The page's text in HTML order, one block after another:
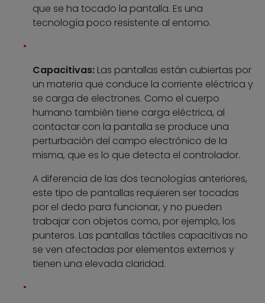
que se ha tocado la pantalla. Es una
tecnología poco resistente al entorno.
Capacitivas: Las pantallas están cubiertas por
un materia que conduce la corriente eléctrica y
se carga de electrones. Como el cuerpo
humano también tiene carga eléctrica, al
contactar con la pantalla se produce una
perturbación del campo electrónico de la
misma, que es lo que detecta el controlador.
A diferencia de las dos tecnologías anteriores,
este tipo de pantallas requieren ser tocadas
por el dedo para funcionar, y no pueden
trabajar con objetos como, por ejemplo, los
punteros. Las pantallas táctiles capacitivas no
se ven afectadas por elementos externos y
tienen una elevada claridad.